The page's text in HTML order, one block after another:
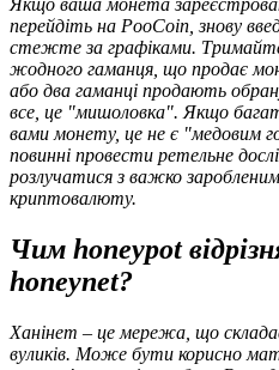
Якщо ваша монета
перейдіть на PooCoin, знову
стежте за графіками.
жодного гаманця, що продає
або два гаманці продають
все, це "мишоловка". Якщо
вами монету, це не є "медовим
повинні провести ретельне
розлучатися з важко
криптовалюту.
Чим honeypot
honeynet?
Ханінет – це мережа, що
вуликів. Може бути корисно